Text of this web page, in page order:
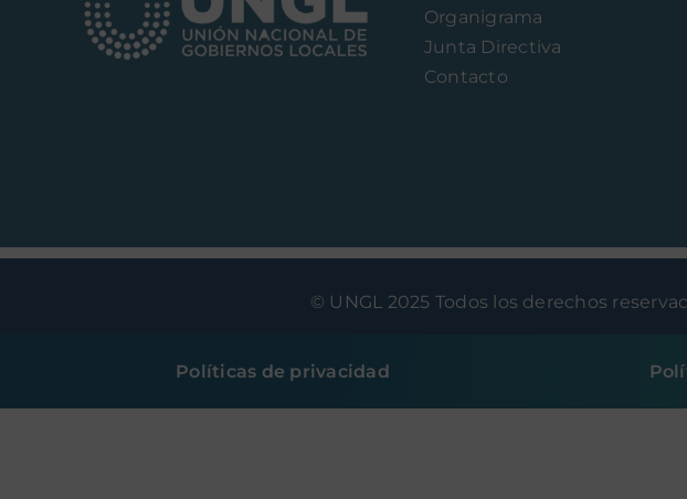
Organigrama
Junta Directiva
Contacto
© UNGL 2025 Todos los derechos
Políticas de privacidad